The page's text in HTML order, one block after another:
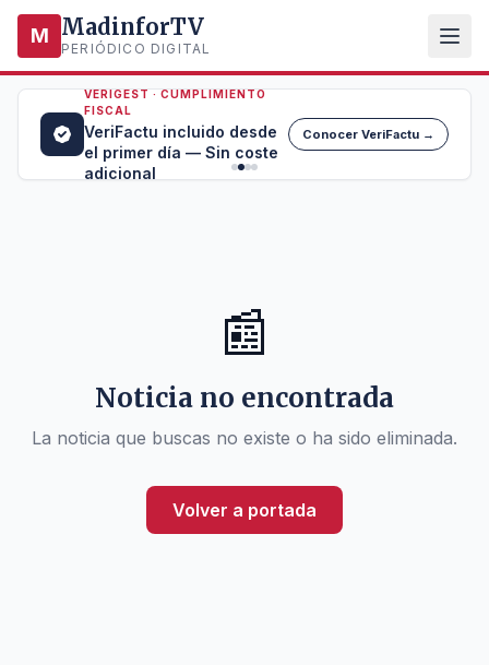
M MadinforTV
PERIÓDICO DIGITAL
VERIGEST · CUMPLIMIENTO
FISCAL
VeriFactu incluido desde
el primer día — Sin coste
adicional
Conocer VeriFactu →
📰
Noticia no encontrada
La noticia que buscas no existe o ha sido eliminada.
Volver a portada